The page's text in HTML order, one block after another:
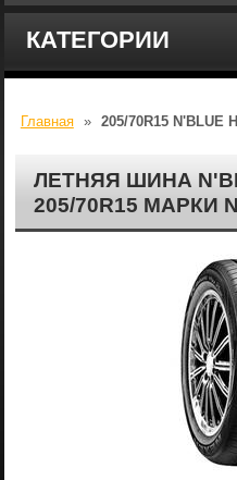
КАТЕГОРИИ
Главная » 205/70R15 N'BLUE
ЛЕТНЯЯ ШИНА
205/70R15 МАРКИ